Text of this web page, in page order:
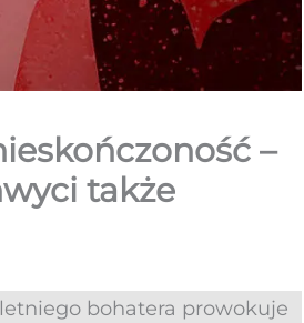
–
także
bohatera prowokuje